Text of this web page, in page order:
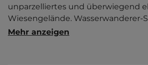
unparzelliertes und überwiegend
Wiesengelände. Wasserwanderer-
Schiffsanlegestelle nebenan.
Mehr anzeigen